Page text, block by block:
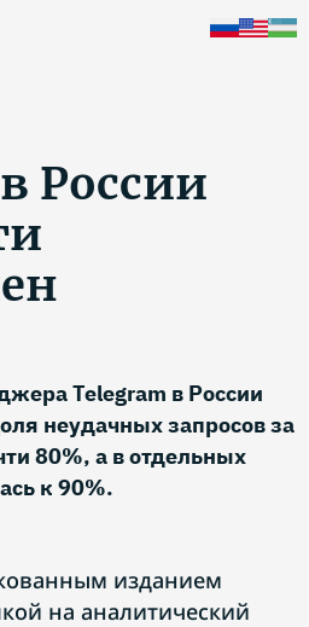
России
Telegram в России
неудачных запросов за
80%, а в отдельных
к 90%.
изданием
на аналитический